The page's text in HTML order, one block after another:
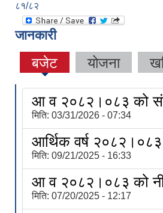
८१/८२
जानकारी
बजेट योजना
आ व २०८२।०८३ को
मिति: 03/31/2026 - 07:34
आर्थिक वर्ष
मिति: 09/21/2025 - 16:33
आ व २०८२।०८३ को
मिति: 07/20/2025 - 12:17